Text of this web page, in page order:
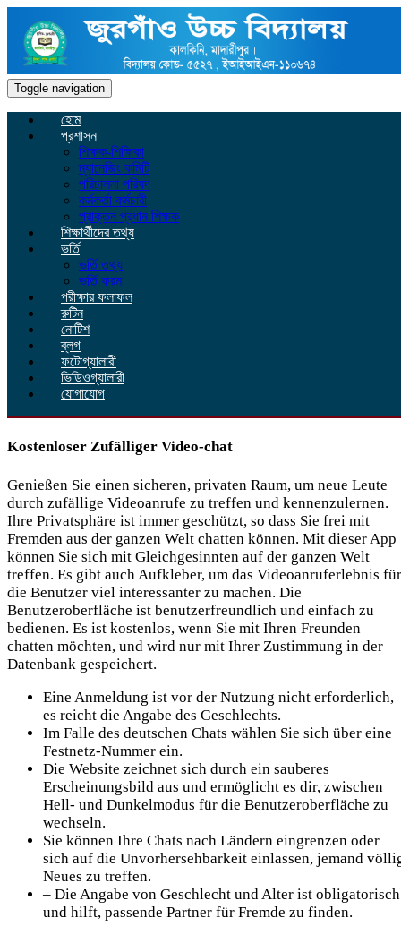
Toggle navigation
হোম
প্রশাসন
শিক্ষক-শিক্ষিকা
ম্যানেজিং কমিটি
পরিচালনা পরিষদ
কর্মকর্তা কর্মচারী
প্রাক্তন প্রধান শিক্ষক
শিক্ষার্থীদের তথ্য
ভর্তি
ভর্তি তথ্য
ভর্তি ফরম
পরীক্ষার ফলাফল
রুটিন
নোটিশ
ব্লগ
ফটোগ্যালারী
ভিডিওগ্যালারী
যোগাযোগ
Kostenloser Zufälliger Video-chat
Genießen Sie einen sicheren, privaten Raum, um neue Leute
durch zufällige Videoanrufe zu treffen und kennenzulernen.
Ihre Privatsphäre ist immer geschützt, so dass Sie frei mit
Fremden aus der ganzen Welt chatten können. Mit dieser App
können Sie sich mit Gleichgesinnten auf der ganzen Welt
treffen. Es gibt auch Aufkleber, um das Videoanruferlebnis für
die Benutzer viel interessanter zu machen. Die
Benutzeroberfläche ist benutzerfreundlich und einfach zu
bedienen. Es ist kostenlos, wenn Sie mit Ihren Freunden
chatten möchten, und wird nur mit Ihrer Zustimmung in der
Datenbank gespeichert.
Eine Anmeldung ist vor der Nutzung nicht erforderlich,
es reicht die Angabe des Geschlechts.
Im Falle des deutschen Chats wählen Sie sich über eine
Festnetz-Nummer ein.
Die Website zeichnet sich durch ein sauberes
Erscheinungsbild aus und ermöglicht es dir, zwischen
Hell- und Dunkelmodus für die Benutzeroberfläche zu
wechseln.
Sie können Ihre Chats nach Ländern eingrenzen oder
sich auf die Unvorhersehbarkeit einlassen, jemand
Neues zu treffen.
– Die Angabe von Geschlecht und Alter ist obligatorisch
und hilft, passende Partner für Fremde zu finden.